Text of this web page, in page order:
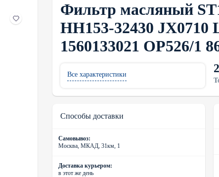
Фильтр масляный
HH153-32430 JX0710
1560133021 OP526/1
Все характеристики
Способы доставки
Самовывоз:
Москва, МКАД, 31км, 1
Доставка курьером:
в этот же день